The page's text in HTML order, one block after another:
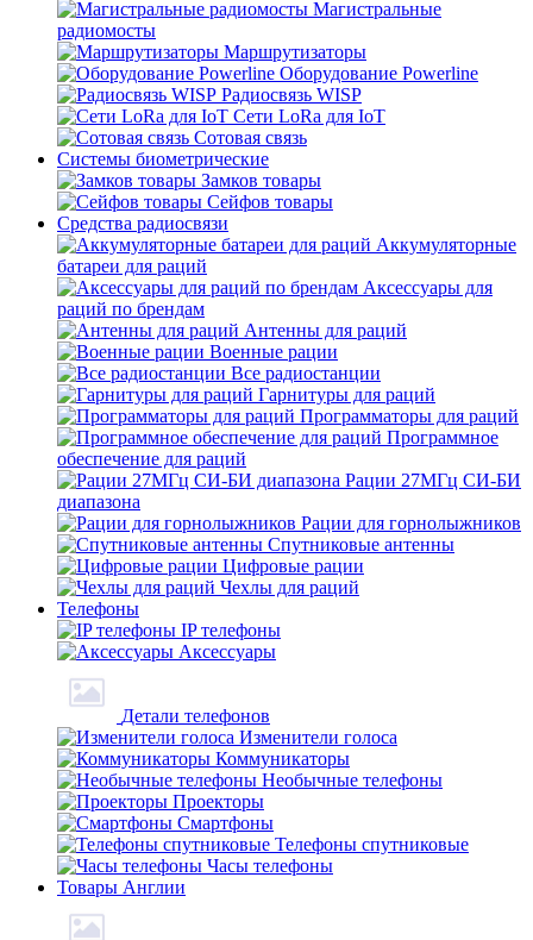
Магистральные
радиомосты
Маршрутизаторы
Оборудование Powerline
Радиосвязь WISP
Сети LoRa для IoT
Сотовая связь
Системы биометрические
Замков товары
Сейфов товары
Средства радиосвязи
Аккумуляторные
батареи для раций
Аксессуары для
раций по брендам
Антенны для раций
Военные рации
Все радиостанции
Гарнитуры для раций
Программаторы для раций
Программное
обеспечение для раций
Рации 27МГц СИ-БИ
диапазона
Рации для горнолыжников
Спутниковые антенны
Цифровые рации
Чехлы для раций
Телефоны
IP телефоны
Аксессуары
Детали телефонов
Изменители голоса
Коммуникаторы
Необычные телефоны
Проекторы
Смартфоны
Телефоны спутниковые
Часы телефоны
Товары Англии